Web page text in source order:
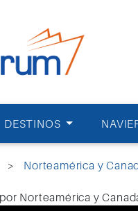
DESTINOS
> Norteamérica y